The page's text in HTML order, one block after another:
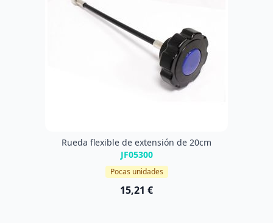
Rueda flexible de extensión de 20cm
JF05300
Pocas unidades
15,21 €